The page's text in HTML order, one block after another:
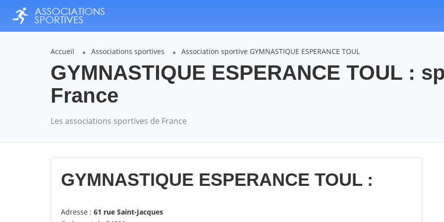
Accueil Associations sportives Association sportive GYMNASTIQUE ESPERANCE TOUL
GYMNASTIQUE ESPERANCE TOUL :
France
Les associations sportives de France
GYMNASTIQUE ESPERANCE TOUL :
Adresse : 61 rue Saint-Jacques